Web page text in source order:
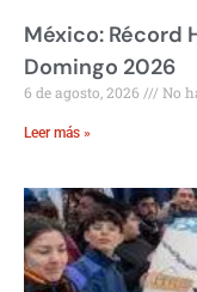
México: Récord
Domingo 2026
6 de agosto, 2026 No
Leer más »